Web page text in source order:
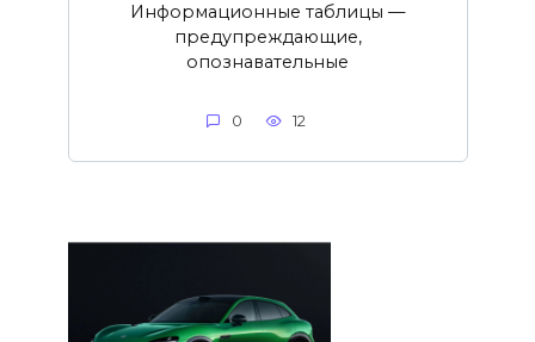
Информационные таблицы —
предупреждающие,
опознавательные
0 12